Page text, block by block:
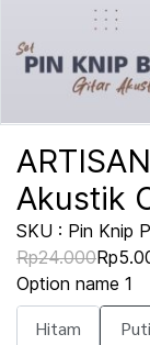
Akustik
SKU : Pin Knip
Rp24.000
Option name 1
Hitam